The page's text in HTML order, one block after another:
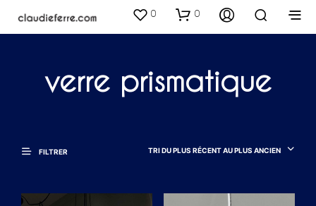
0 0
verre prismatique
FILTRER TRI DU PLUS RÉCENT AU PLUS ANCIEN